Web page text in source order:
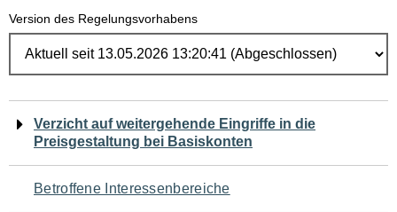
Version des Regelungsvorhabens
Navigation
für
den
Verzicht auf weitergehende Eingriffe in die
Preisgestaltung bei Basiskonten
Betroffene Interessenbereiche